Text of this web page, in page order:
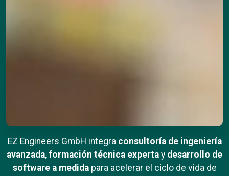
EZ Engineers GmbH integra consultoría de ingeniería
avanzada, formación técnica experta y desarrollo de
software a medidapara acelerar el ciclo de vida de